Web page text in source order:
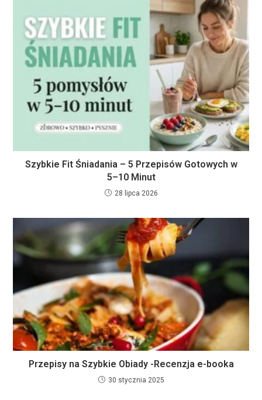
Szybkie Fit Śniadania – 5 Przepisów Gotowych w
5–10 Minut
28 lipca 2026
Przepisy na Szybkie Obiady -Recenzja e-booka
30 stycznia 2025